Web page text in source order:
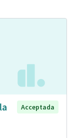
Acceptada